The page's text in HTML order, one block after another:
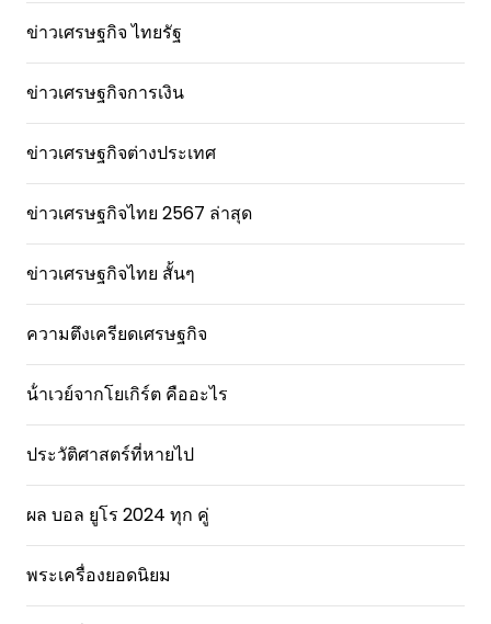
ข่าวเศรษฐกิจ ไทยรัฐ
ข่าวเศรษฐกิจการเงิน
ข่าวเศรษฐกิจต่างประเทศ
ข่าวเศรษฐกิจไทย 2567 ล่าสุด
ข่าวเศรษฐกิจไทย สั้นๆ
ความตึงเครียดเศรษฐกิจ
น้ําเวย์จากโยเกิร์ต คืออะไร
ประวัติศาสตร์ที่หายไป
ผล บอล ยูโร 2024 ทุก คู่
พระเครื่องยอดนิยม